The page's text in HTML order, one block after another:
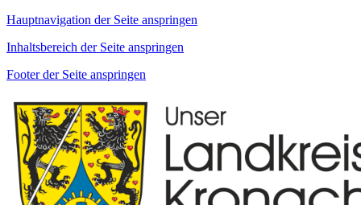
Hauptnavigation der Seite anspringen
Inhaltsbereich der Seite anspringen
Footer der Seite anspringen